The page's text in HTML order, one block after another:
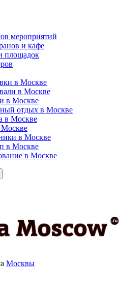
мероприятий
и кафе
площадок
в Москве
в Москве
в Москве
отдых в Москве
в Москве
Москве
в Москве
в Москве
в Москве
Москвы